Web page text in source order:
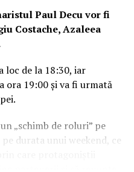
în alte comunități.
poate fi consultat aici:
guidebook
culturale,
de tineret și
să dezvolte inițiative
explicații
practice pentru
Paul Decu vor fi
Costache, Azaleea
loc de la 18:30, iar
ora 19:00 și va fi urmată
„schimb de roluri” pe
durata unui weekend, ce